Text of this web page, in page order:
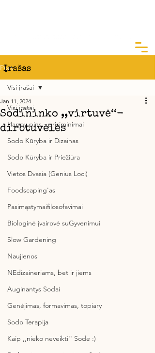
Post
Visi įrašai
Happy pins - prisiminimai
Sodo Kūryba ir Dizainas
Sodo Kūryba ir Priežiūra
Vietos Dvasia (Genius Loci)
Foodscaping'as
Pasimąstymaifilosofavimai
Biologinė įvairovė suGyvenimui
Slow Gardening
Naujienos
NEdizaineriams, bet ir jiems
Auginantys Sodai
Genėjimas, formavimas, topiary
Sodo Terapija
Kaip ,,nieko neveikti'' Sode :)
Visi įrašai
Sodininko ,,virtuvė‘‘-
dirbtuvėlės
Jan 11, 2024
Įrašas